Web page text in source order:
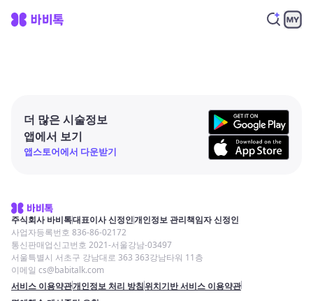
더 많은 시술정보
앱에서 보기
앱스토어에서 다운받기
주식회사 바비톡대표이사 신정인개인정보 관리책임자 신정인
사업자등록번호 836-86-02172
통신판매업신고번호 2021-서울강남-03497
서울특별시 서초구 강남대로 363 363강남타워 11층
이메일 cs@babitalk.com
서비스 이용약관개인정보 처리 방침위치기반 서비스 이용약관